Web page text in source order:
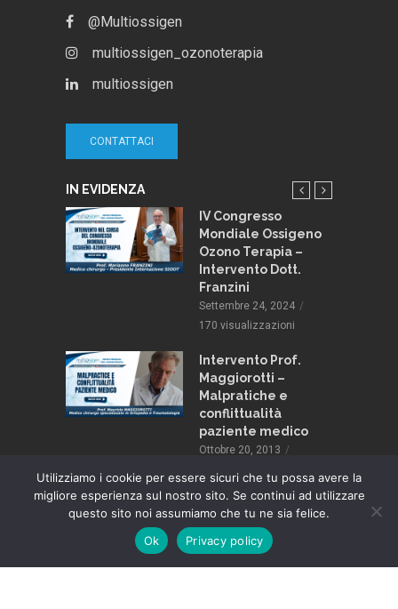
@Multiossigen
multiossigen_ozonoterapia
multiossigen
CONTATTACI
IN EVIDENZA
IV Congresso
Mondiale Ossigeno
Ozono Terapia –
Intervento Dott.
Franzini
Settembre 24, 2024
170 visualizzazioni
Intervento Prof.
Maggiorotti –
Malpratiche e
conflittualità
paziente medico
Ottobre 20, 2013
© 2024 OZONOTV.IT - TUTTI I DIRITTI SONO RISERVATI |
POLICY
Utilizziamo i cookie per essere sicuri che tu possa avere la
migliore esperienza sul nostro sito. Se continui ad utilizzare
questo sito noi assumiamo che tu ne sia felice.
Ok
Privacy policy